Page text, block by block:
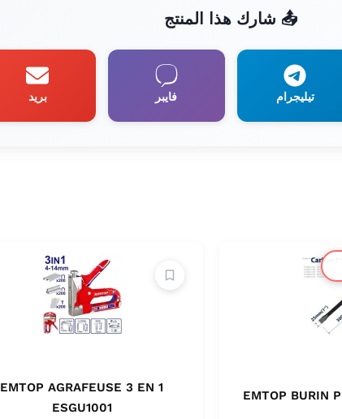
📤 شارك هذا المنتج
تيليجرام فايبر بريد
EMTOP BURIN
EMTOP AGRAFEUSE 3 EN 1
ESGU1001